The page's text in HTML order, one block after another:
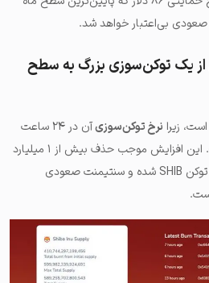
صعودی بی‌اعتبار خواهد شد.
از یک توکن‌سوزی بزرگ به سطح
زیرا نرخ توکن‌سوزی
آن در ۲۴ ساعت
گذشته ۷,۲۴۷٪ رشد داشته است. این افزایش موجب حذف بیش از ۱ میلیارد
واحد از موجودی در حال گردش توکن SHIB شده و سنتیمنت صعودی